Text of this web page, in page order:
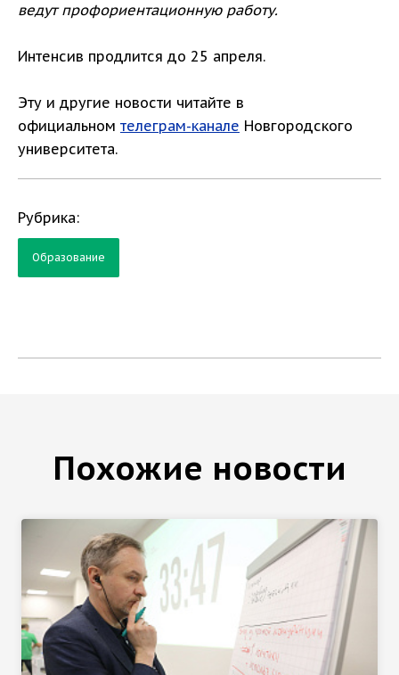
ведут профориентационную работу.
Интенсив продлится до 25 апреля.
Эту и другие новости читайте в
официальном телеграм-канале Новгородского
университета.
Рубрика:
Образование
Похожие новости